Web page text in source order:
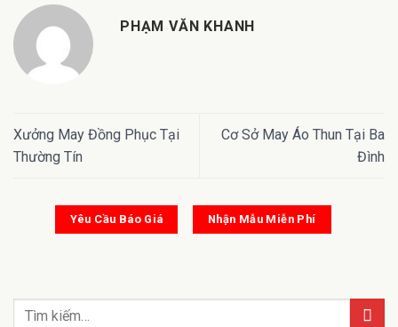
PHẠM VĂN KHANH
Xưởng May Đồng Phục Tại
Thường Tín
Cơ Sở May Áo Thun Tại Ba
Đình
Yêu Cầu Báo Giá Nhận Mẫu Miễn Phí